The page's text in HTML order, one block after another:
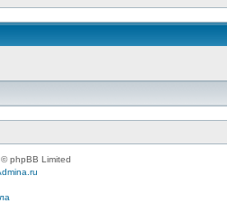
phpBB Limited